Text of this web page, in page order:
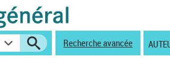
Recherche avancée